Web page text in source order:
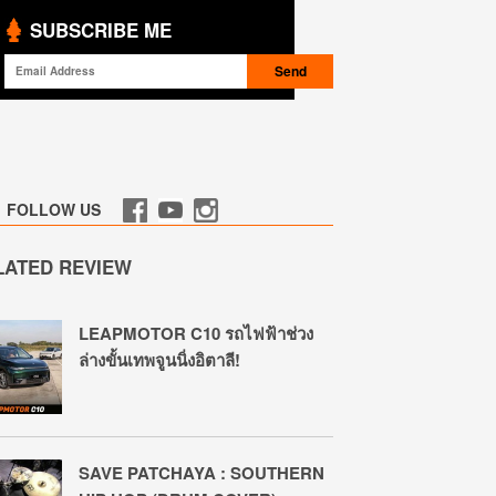
SUBSCRIBE ME
FOLLOW US
REVIEW
LEAPMOTOR C10 รถไฟฟ้าช่วง
ล่างขั้นเทพจูนนิ่งอิตาลี!
SAVE PATCHAYA : SOUTHERN